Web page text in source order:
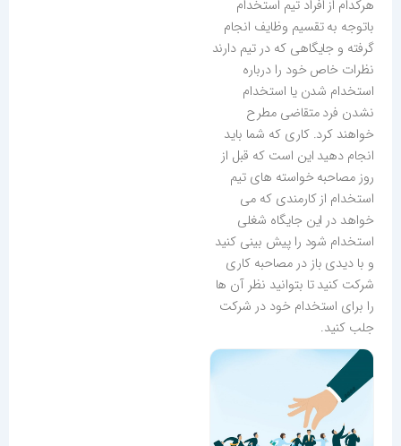
هرکدام از افراد تیم استخدام
باتوجه به تقسیم وظایف انجام
گرفته و جایگاهی که در تیم دارند
نظرات خاص خود را درباره
استخدام شدن یا استخدام
نشدن فرد متقاضی مطرح
خواهند کرد. کاری که شما باید
انجام دهید این است که قبل از
روز مصاحبه خواسته های تیم
استخدام از کارمندی که می
خواهد در این جایگاه شغلی
استخدام شود را پیش بینی کنید
و با دیدی باز در مصاحبه کاری
شرکت کنید تا بتوانید نظر آن ها
را برای استخدام خود در شرکت
جلب کنید.